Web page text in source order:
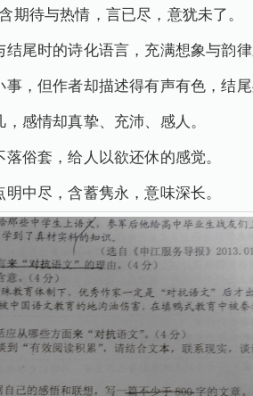
期待与热情，言已尽，意犹未了。
结尾时的诗化语言，充满想象与韵
事，但作者却描述得有声有色，结
感情却真挚、充沛、感人。
俗套，给人以欲还休的感觉。
中尽，含蓄隽永，意味深长。